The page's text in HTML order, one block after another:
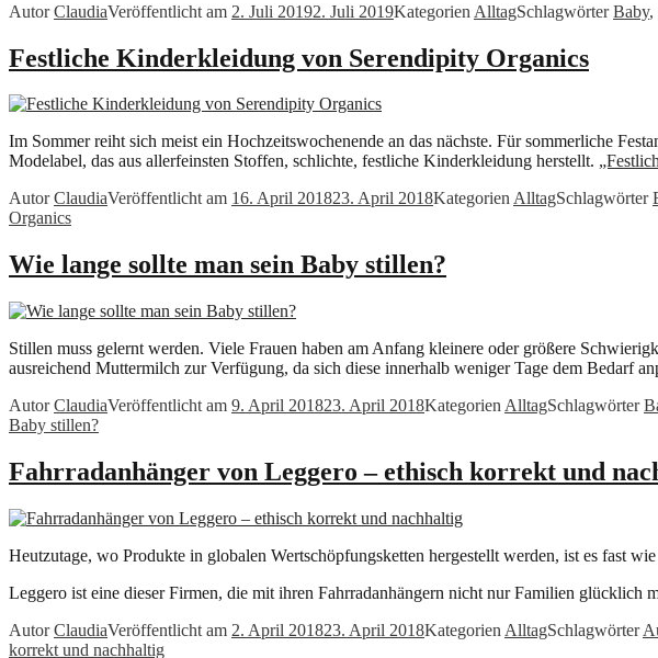
AutorClaudiaVeröffentlicht am 2. Juli 20192. Juli 2019Kategorien AlltagSchlagwörterBaby,
Festliche Kinderkleidung von Serendipity Organics
Im Sommer reiht sich meist ein Hochzeitswochenende an das nächste. Für sommerliche
Modelabel, das aus allerfeinsten Stoffen, schlichte, festliche Kinderkleidung herstellt.
AutorClaudiaVeröffentlicht am 16. April 201823. April 2018KategorienAlltagSchlagwörter
Organics
Wie lange sollte man sein Baby stillen?
Stillen muss gelernt werden. Viele Frauen haben am Anfang kleinere oder größere
ausreichend Muttermilch zur Verfügung, da sich diese innerhalb weniger Tage dem Bedarf
AutorClaudiaVeröffentlicht am 9. April 201823. April 2018Kategorien AlltagSchlagwörter
Baby stillen?
Fahrradanhänger von Leggero – ethisch korrekt und
Heutzutage, wo Produkte in globalen Wertschöpfungsketten hergestellt werden, ist es fast
Leggero ist eine dieser Firmen, die mit ihren Fahrradanhängern nicht nur Familien glücklich
AutorClaudiaVeröffentlicht am 2. April 201823. April 2018Kategorien AlltagSchlagwörter
korrekt und nachhaltig